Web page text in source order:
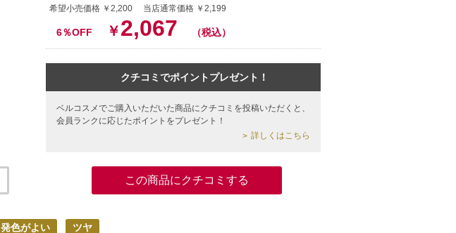
希望小売価格 ￥2,200 当店通常価格 ￥2,199
6％OFF ￥2,067 （税込）
クチコミでポイントプレゼント！
ベルコスメでご購入いただいた商品にクチコミを投稿いただくと、
会員ランクに応じたポイントをプレゼント！
詳しくはこちら
この商品にクチコミする
発色がよい ツヤ